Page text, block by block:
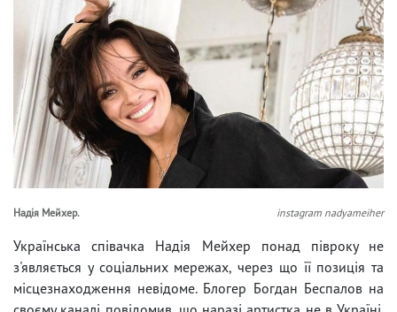
Надія Мейхер. instagram nadyameiher
Українська співачка Надія Мейхер понад півроку не
з'являється у соціальних мережах, через що її позиція та
місцезнаходження невідоме. Блогер Богдан Беспалов на